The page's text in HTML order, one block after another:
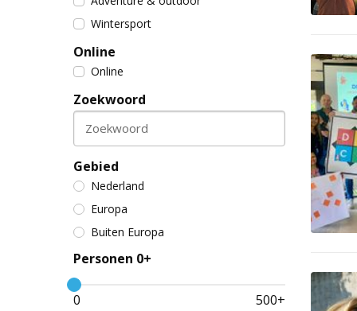
Wintersport
Online
Online
Zoekwoord
Zoekwoord
Gebied
Nederland
Europa
Buiten Europa
Personen 0+
0 500+